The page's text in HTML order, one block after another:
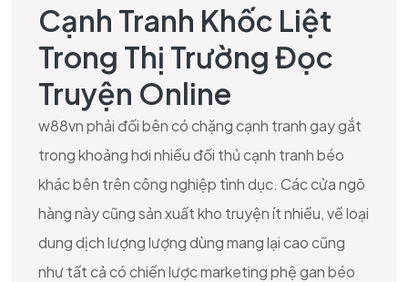
Cạnh Tranh Khốc Liệt
Trong Thị Trường Đọc
Truyện Online
w88vn phải đối bên có chặng cạnh tranh gay gắt
trong khoảng hơi nhiều đối thủ cạnh tranh béo
khác bên trên công nghiệp tình dục. Các cửa ngõ
hàng này cũng sản xuất kho truyện ít nhiều, về loại
dung dịch lượng lượng dùng mang lại cao cũng
như tất cả có chiến lược marketing phệ gan béo